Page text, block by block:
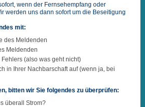
wenn der Fernsehempfang oder
werden uns dann sofort um die Beseitigung
mit:
des Meldenden
Meldenden
(also was geht nicht)
in Ihrer Nachbarschaft auf (wenn ja, bei
bitten wir Sie folgendes zu überprüfen:
überall Strom?